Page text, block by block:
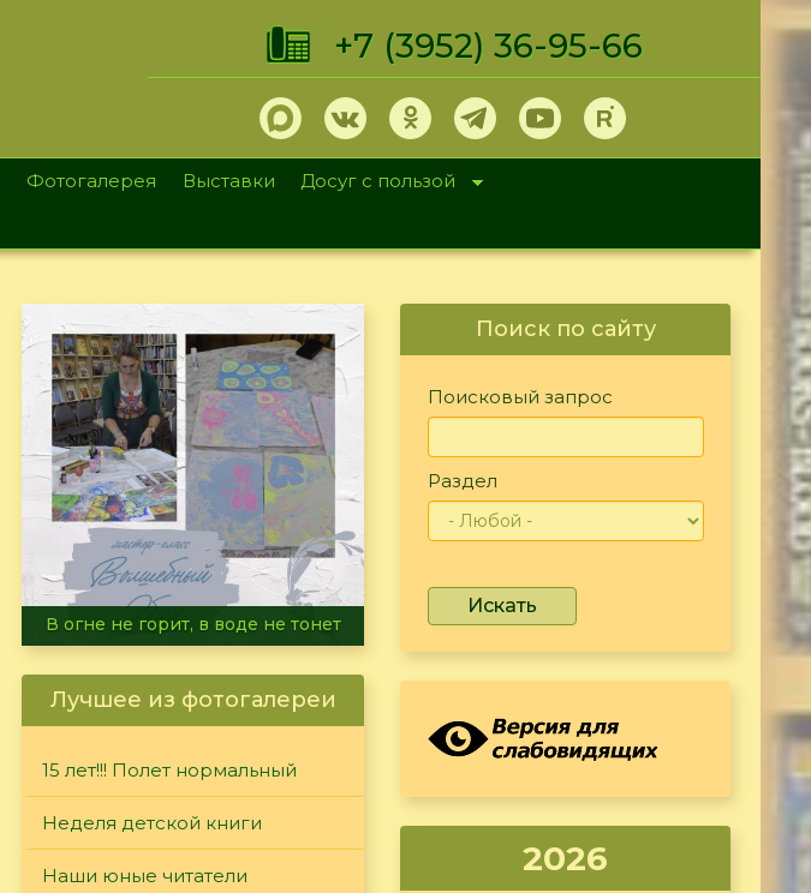
+7 (3952) 36-95-66
Фотогалерея Выставки
Досуг с пользой
Летние турниры Warhammer
Лучшее из фотогалереи
15 лет!!! Полет нормальный
Неделя детской книги
Наши юные читатели
Поиск по сайту
Поисковый запрос
Раздел
Искать
2026